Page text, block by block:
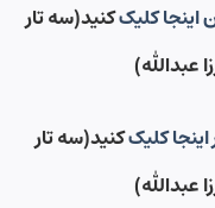
کلیککنید(سه تار
عبدالله)
کلیککنید(سه تار
عبدالله)